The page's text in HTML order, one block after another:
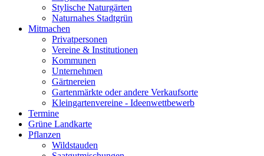
Stylische Naturgärten
Naturnahes Stadtgrün
Mitmachen
Privatpersonen
Vereine & Institutionen
Kommunen
Unternehmen
Gärtnereien
Gartenmärkte oder andere Verkaufsorte
Kleingartenvereine - Ideenwettbewerb
Termine
Grüne Landkarte
Pflanzen
Wildstauden